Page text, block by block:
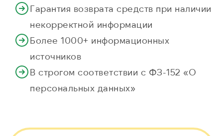
Гарантия возврата средств при наличии
некорректной информации
Более 1000+ информационных
источников
В строгом соответствии с ФЗ-152 «О
персональных данных»